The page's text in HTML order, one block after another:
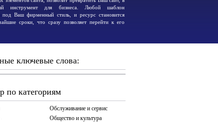
инструмент для бизнеса. Любой шаблон
под Ваш фирменный стиль, и ресурс становится
сроки, что сразу позволяет перейти к его
ключевые слова:
по категориям
Обслуживание и сервис
Общество и культура